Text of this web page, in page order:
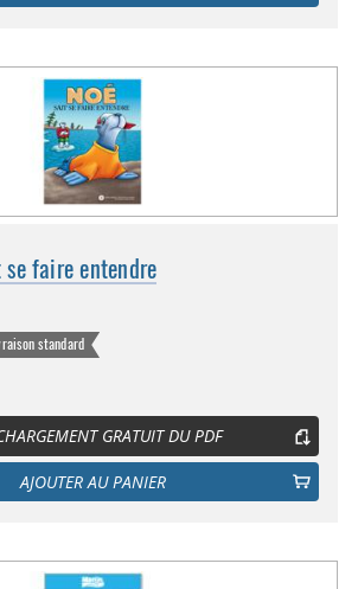
faire entendre
standard
GRATUIT DU PDF
AJOUTER AU PANIER